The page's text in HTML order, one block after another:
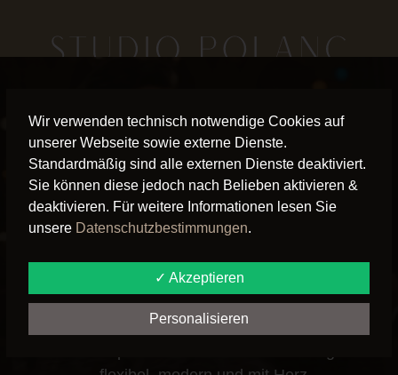
INGOLSTADTS
"ENDLICH WIEDER ZEIT
FÜR UNS."
TANZEN ALS EUER DATE
DER WOCHE.
Wir verwenden technisch notwendige Cookies auf
unserer Webseite sowie externe Dienste.
Standardmäßig sind alle externen Dienste deaktiviert.
Sie können diese jedoch nach Belieben aktivieren &
deaktivieren. Für weitere Informationen lesen Sie
unsere Datenschutzbestimmungen.
✓ Akzeptieren
Personalisieren